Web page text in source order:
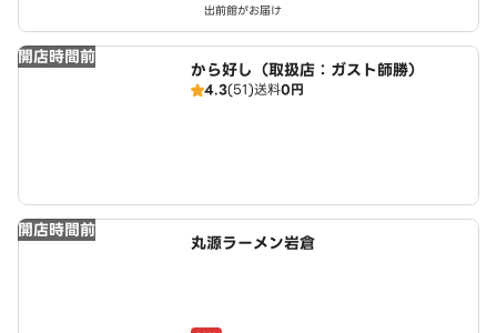
出前館がお届け
開店時間前
から好し（取扱店：ガスト師勝）
4.3(51)送料0円
開店時間前
丸源ラーメン岩倉